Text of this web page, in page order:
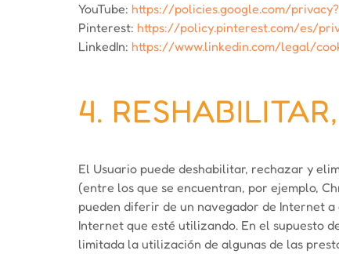
YouTube: https://policies.google.com/
Pinterest: https://policy.pinterest.com/es/
LinkedIn: https://www.linkedin.com/legal/
4.
El Usuario puede deshabilitar, rechazar y
(entre los que se encuentran, por ejemplo,
pueden diferir de un navegador de Internet
Internet que esté utilizando. En el supuesto
limitada la utilización de algunas de las